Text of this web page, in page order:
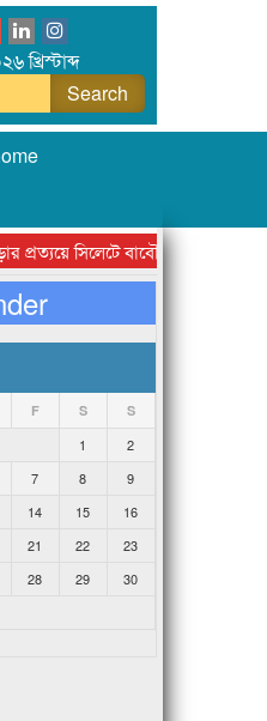
খ্রিস্টাব্দ
সিলেটে বাবৌযুপ’র দ্বিতীয়
F S S
1
2
7 8
9
14 15
16
21 22
23
28 29
30